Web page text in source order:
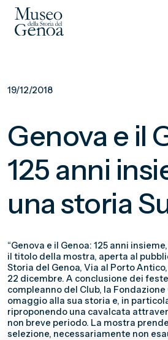
19/12/2018
Genova e il
125 anni
una storia
“Genova e il Genoa: 125 anni
il titolo della mostra, aperta al
Storia del Genoa, Via al Porto
22 dicembre. A conclusione dei
compleanno del Club, la Fondazione
omaggio alla sua storia e, in
riproponendo una cavalcata
non breve periodo. La mostra
selezione, necessariamente non